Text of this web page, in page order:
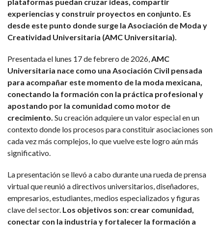
plataformas puedan cruzar ideas, compartir
experiencias y construir proyectos en conjunto. Es
desde este punto donde surge la Asociación de Moda y
Creatividad Universitaria (AMC Universitaria).
Presentada el lunes 17 de febrero de 2026,AMC
Universitaria nace como una Asociación Civil pensada
para acompañar este momento de la moda mexicana,
conectando la formación con la práctica profesional y
apostando por la comunidad como motor de
crecimiento. Su creación adquiere un valor especial en un
contexto donde los procesos para constituir asociaciones son
cada vez más complejos, lo que vuelve este logro aún más
significativo.
La presentación se llevó a cabo durante una rueda de prensa
virtual que reunió a directivos universitarios, diseñadores,
empresarios, estudiantes, medios especializados y figuras
clave del sector. Los objetivos son: crear comunidad,
conectar con la industria y fortalecer la formación a